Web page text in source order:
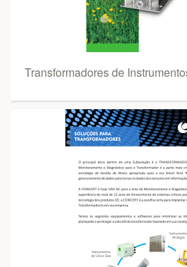
Transformadores de